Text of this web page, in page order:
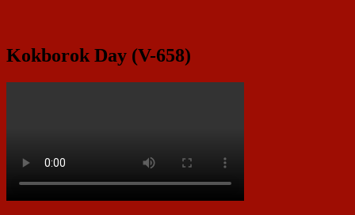
Kokborok Day (V-658)